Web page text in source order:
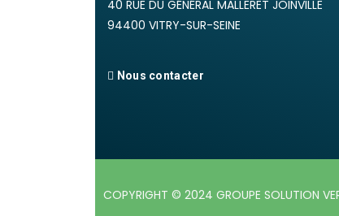
40 RUE DU GÉNÉRAL MALLERET JOINVILLE
94400 VITRY-SUR-SEINE
Nous contacter
COPYRIGHT © 2024 GROUPE SOLUTION